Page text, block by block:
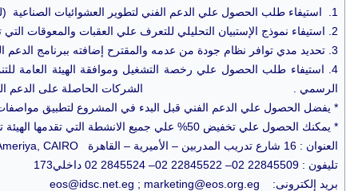
1. استيفاء طلب الحصول علي الدعم الفني لتطوير العشوائيات الصناعية (
2. استيفاء نموذج الإستبيان التحليلي للتعرف علي العقبات والمعوقات التي تواجه المنشأة (
3. تحديد مدي توافر نظام جودة من عدمه والمقترح إضافته ببرنامج الدعم الفني بما يتناسب مع المنشأة .
4. استيفاء طلب الحصول علي رخصة التشغيل وموافقة الهيئة العامة
الرسمي . الشركات الحاصلة على الدعم الفني (
* يفضل الحصول علي الدعم الفني قبل البدء في المشروع لتطبيق مواصفات
* يمكنك الحصول علي تخفيض 50% علي جميع الانشطة التي تقدمها الهيئة تشجيعاً لتطوير و تنمية الصناعة المحلية
العنوان : 16 شارع تدريب المدربين – الأميرية – القاهرة EGYPT- 16 Tadreeb El-Modarrebeen St., Ameriya, CAIRO
تليفون : 22845509 02– 22845522 02– 2845524 02 داخلي173
بريد إلكترونى: eos@idsc.net.eg ; marketing@eos.org.eg